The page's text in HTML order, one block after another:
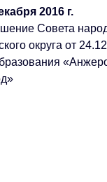
2016 г.
Совета
округа от